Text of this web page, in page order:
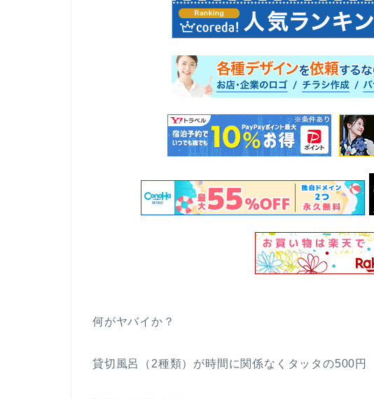
何がヤバイか？
貸切風呂（2種類）が時間に関係なくタッタの500円